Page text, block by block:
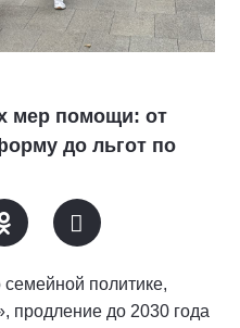
мер помощи: от
до льгот по
политике,
продление до 2030 года